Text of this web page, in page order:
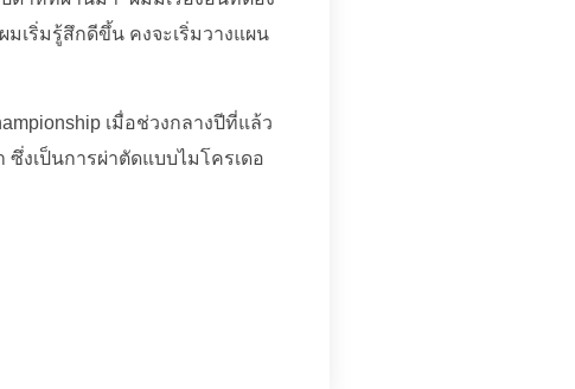
เริ่มรู้สึกดีขึ้น คงจะเริ่มวางแผน
เมื่อช่วงกลางปีที่แล้ว
ซึ่งเป็นการผ่าตัดแบบไมโครเดอ